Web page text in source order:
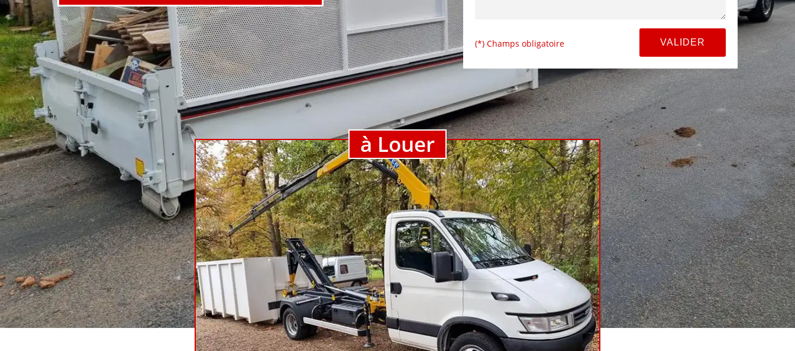
(*) Champs obligatoire
à Louer